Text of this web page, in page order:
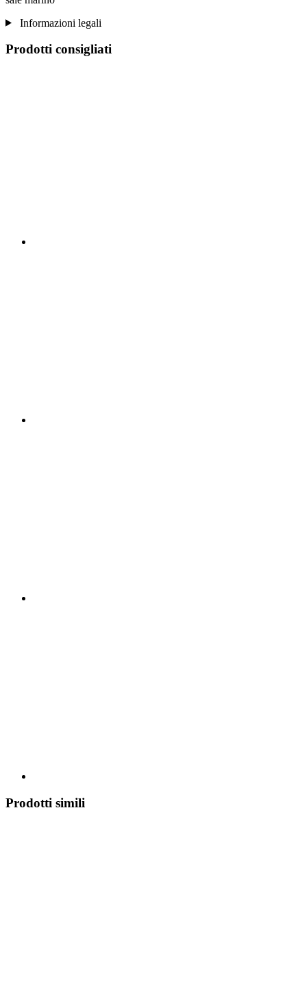
Informazioni legali
Prodotti consigliati
Prodotti simili